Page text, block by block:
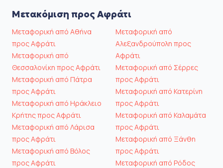
Μετακόμιση προς Αφράτι
Μεταφορική από Αθήνα
προς Αφράτι
Μεταφορική από
Θεσσαλονίκη προς Αφράτι
Μεταφορική από Πάτρα
προς Αφράτι
Μεταφορική από Ηράκλειο
Κρήτης προς Αφράτι
Μεταφορική από Λάρισα
προς Αφράτι
Μεταφορική από Βόλος
προς Αφράτι
Μεταφορική από
Αλεξανδρούπολη προς
Αφράτι
Μεταφορική από Σέρρες
προς Αφράτι
Μεταφορική από Κατερίνη
προς Αφράτι
Μεταφορική από Καλαμάτα
προς Αφράτι
Μεταφορική από Ξάνθη
προς Αφράτι
Μεταφορική από Ρόδος